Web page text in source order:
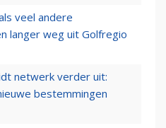
veel andere
langer weg uit Golfregio
netwerk verder uit:
bestemmingen